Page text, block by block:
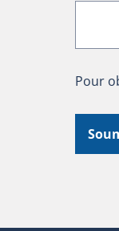
Pour